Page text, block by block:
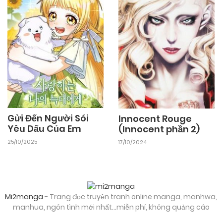
Chapter 20 05/11/2024
Chapter 19 05/11/2024
Chapter 18 05/11/2024
Chapter 17 05/11/2024
Chapter 15 05/11/2024
Gửi Đến Người Sói
Yêu Dấu Của Em
25/10/2025
Innocent Rouge
(Innocent phần 2)
17/10/2024
Mi2manga - Trang đọc truyện tranh online manga, manhwa,
manhua, ngôn tình mới nhất...miễn phí, không quảng cáo